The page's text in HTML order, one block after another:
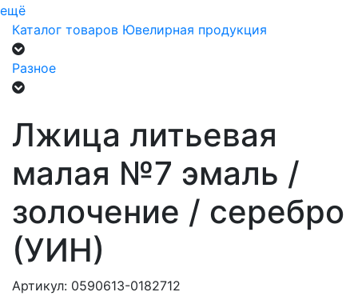
ещё
Каталог товаров Ювелирная продукция
Разное
Лжица литьевая
малая №7 эмаль /
золочение / серебро
(УИН)
Артикул: 0590613-0182712